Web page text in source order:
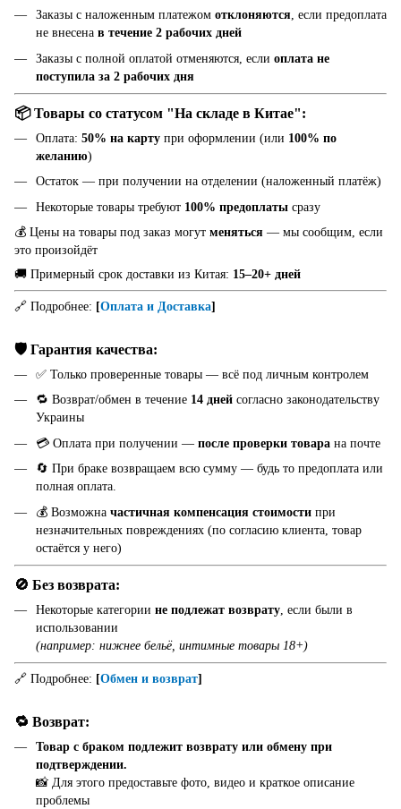
Заказы с наложенным платежом отклоняются, если предоплата
не внесена в течение 2 рабочих дней
Заказы с полной оплатой отменяются, если оплата не
поступила за 2 рабочих дня
📦 Товары со статусом "На складе в Китае":
Оплата: 50% на карту при оформлении (или 100% по
желанию)
Остаток — при получении на отделении (наложенный платёж)
Некоторые товары требуют 100% предоплаты сразу
💰 Цены на товары под заказ могут меняться — мы сообщим, если
это произойдёт
🚚 Примерный срок доставки из Китая: 15–20+ дней
🔗 Подробнее: [Оплата и Доставка]
🛡️ Гарантия качества:
✅ Только проверенные товары — всё под личным контролем
🔁 Возврат/обмен в течение 14 дней согласно законодательству
Украины
💳 Оплата при получении — после проверки товара на почте
🔄 При браке возвращаем всю сумму — будь то предоплата или
полная оплата.
💰 Возможна частичная компенсация стоимости при
незначительных повреждениях (по согласию клиента, товар
остаётся у него)
🚫 Без возврата:
Некоторые категории не подлежат возврату , если были в
использовании
(например: нижнее бельё, интимные товары 18+)
🔗 Подробнее: [Обмен и возврат]
🔁 Возврат:
Товар с браком подлежит возврату или обмену при
подтверждении.
📸 Для этого предоставьте фото, видео и краткое описание
проблемы